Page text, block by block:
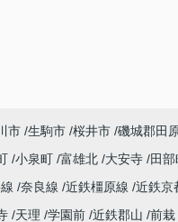
市 生駒市 桜井市 磯城郡田
小泉町 富雄北 大安寺 田
奈良線 近鉄橿原線 近鉄京
天理 学園前 近鉄郡山 前栽